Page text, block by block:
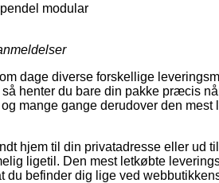
modular
dage diverse forskellige
henter du bare din pakke præcis
mange gange derudover den mest
hjem til din privatadresse eller ud
ligetil. Den mest letkøbte
du befinder dig lige ved